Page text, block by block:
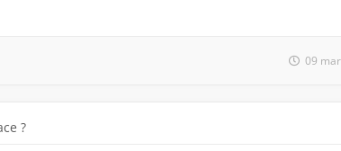
09
?